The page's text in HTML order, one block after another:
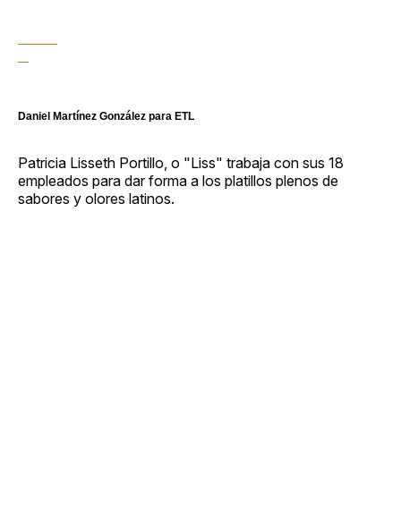
Daniel Martínez González para ETL
Patricia Lisseth Portillo, o "Liss" trabaja con sus 18
empleados para dar forma a los platillos plenos de
sabores y olores latinos.